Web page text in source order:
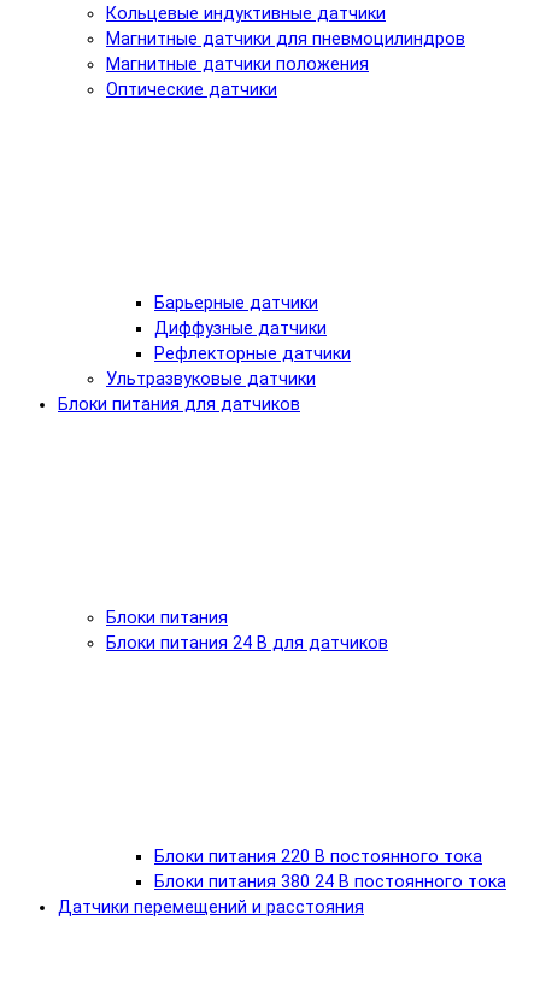
Кольцевые индуктивные датчики
Магнитные датчики для пневмоцилиндров
Магнитные датчики положения
Оптические датчики
Барьерные датчики
Диффузные датчики
Рефлекторные датчики
Ультразвуковые датчики
Блоки питания для датчиков
Блоки питания
Блоки питания 24 В для датчиков
Блоки питания 220 В постоянного тока
Блоки питания 380 24 В постоянного тока
Датчики перемещений и расстояния